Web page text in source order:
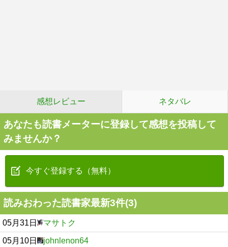
感想レビュー ネタバレ
あなたも読書メーターに登録して感想を投稿して
みませんか？
今すぐ登録する（無料）
読みおわった読書家最新3件(3)
05月31日 マサトク
05月10日 johnlenon64